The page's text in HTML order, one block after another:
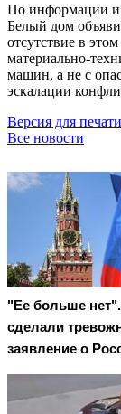
По информации
Белый дом
отсутствие в
материально-
машин, а не с
эскалации
Версия для печати
Все новости
"Ее больше
сделали
заявление о